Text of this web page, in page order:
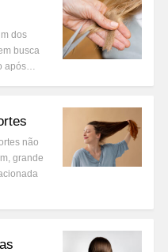
dos
busca
após…
não
grande